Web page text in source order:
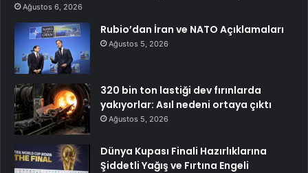
Ağustos 6, 2026
Rubio’dan İran ve NATO Açıklamaları
Ağustos 5, 2026
320 bin ton lastiği dev fırınlarda
yakıyorlar: Asıl nedeni ortaya çıktı
Ağustos 5, 2026
Dünya Kupası Finali Hazırlıklarına
Şiddetli Yağış ve Fırtına Engeli